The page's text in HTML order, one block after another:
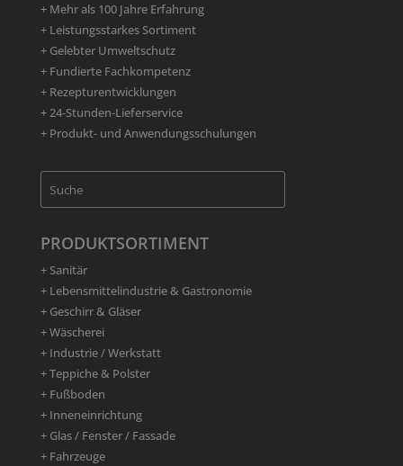
+ Mehr als 100 Jahre Erfahrung
+ Leistungsstarkes Sortiment
+ Gelebter Umweltschutz
+ Fundierte Fachkompetenz
+ Rezepturentwicklungen
+ 24-Stunden-Lieferservice
+ Produkt- und Anwendungsschulungen
PRODUKTSORTIMENT
+ Sanitär
+ Lebensmittelindustrie & Gastronomie
+ Geschirr & Gläser
+ Wäscherei
+ Industrie / Werkstatt
+ Teppiche & Polster
+ Fußboden
+ Inneneinrichtung
+ Glas / Fenster / Fassade
+ Fahrzeuge